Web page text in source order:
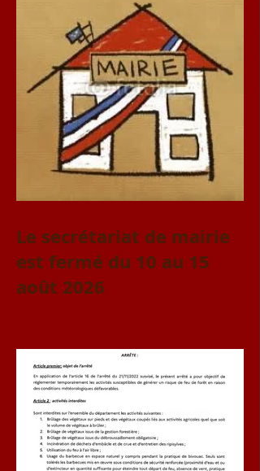
Le secrétariat de mairie
est fermé du 10 au 15
août 2026